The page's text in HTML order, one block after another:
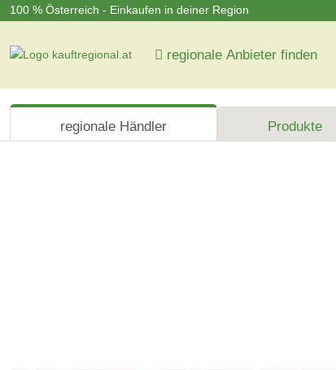
100 % Österreich - Einkaufen in deiner Region
regionale Anbieter finden
regionale Händler Produkte